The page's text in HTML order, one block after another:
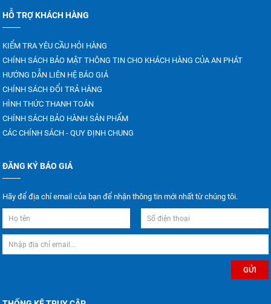
HỖ TRỢ KHÁCH HÀNG
KIỂM TRA YÊU CẦU HỎI HÀNG
CHÍNH SÁCH BẢO MẬT THÔNG TIN CHO KHÁCH HÀNG CỦA AN PHÁT
HƯỚNG DẪN LIÊN HỆ BÁO GIÁ
CHÍNH SÁCH ĐỔI TRẢ HÀNG
HÌNH THỨC THANH TOÁN
CHÍNH SÁCH BẢO HÀNH SẢN PHẨM
CÁC CHÍNH SÁCH - QUY ĐỊNH CHUNG
ĐĂNG KÝ BÁO GIÁ
Hãy để địa chỉ email của bạn để nhận thông tin mới nhất từ chúng tôi.